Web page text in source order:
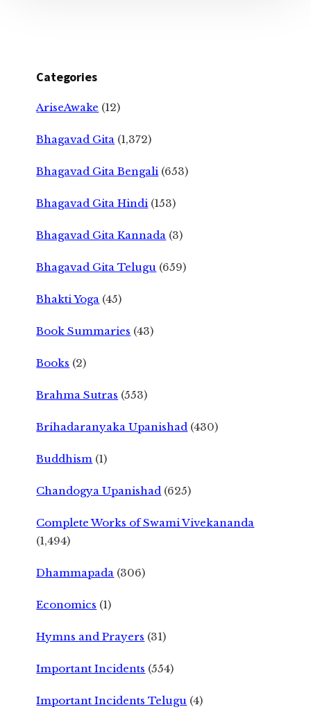
Categories
AriseAwake (12)
Bhagavad Gita (1,372)
Bhagavad Gita Bengali (653)
Bhagavad Gita Hindi (153)
Bhagavad Gita Kannada (3)
Bhagavad Gita Telugu (659)
Bhakti Yoga (45)
Book Summaries (43)
Books (2)
Brahma Sutras (553)
Brihadaranyaka Upanishad (430)
Buddhism (1)
Chandogya Upanishad (625)
Complete Works of Swami Vivekananda
(1,494)
Dhammapada (306)
Economics (1)
Hymns and Prayers (31)
Important Incidents (554)
Important Incidents Telugu (4)